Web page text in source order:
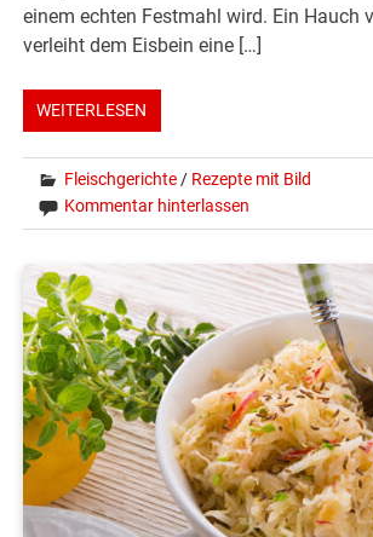
einem echten Festmahl wird. Ein Hauch
verleiht dem Eisbein eine […]
WEITERLESEN
Fleischgerichte / Rezepte mit Bild
Kommentar hinterlassen